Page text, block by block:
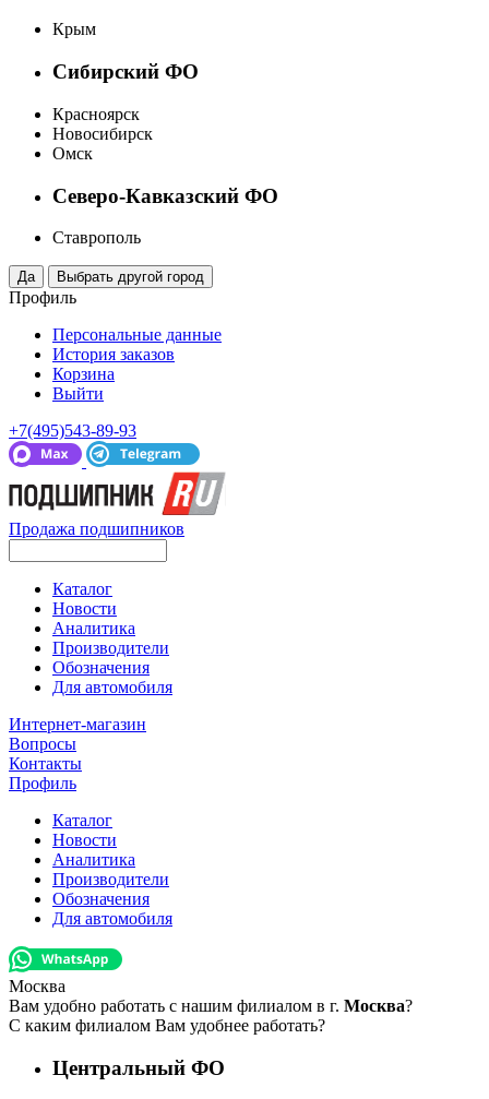
Крым
Сибирский ФО
Красноярск
Новосибирск
Омск
Северо-Кавказский ФО
Ставрополь
Профиль
Персональные данные
История заказов
Корзина
Выйти
+7(495)543-89-93
Продажа подшипников
Каталог
Новости
Аналитика
Производители
Обозначения
Для автомобиля
Интернет-магазин
Вопросы
Контакты
Профиль
Каталог
Новости
Аналитика
Производители
Обозначения
Для автомобиля
Москва
Вам удобно работать с нашим филиалом в г. Москва?
С каким филиалом Вам удобнее работать?
Центральный ФО